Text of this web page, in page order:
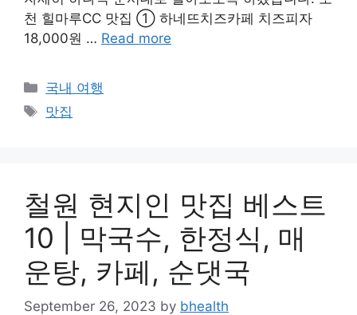
천 힐마루CC 맛집 ① 하네뜨치즈카페 치즈피자
18,000원 … Read more
Categories
국내 여행
Tags
맛집
철원 현지인 맛집 베스트
10 | 막국수, 한정식, 매
운탕, 카페, 순댓국
September 26, 2023 by bhealth